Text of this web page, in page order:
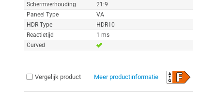
Schermverhouding
21:9
Paneel Type
VA
HDR Type
HDR10
Reactietijd
1 ms
Curved
Vergelijk product Meer productinformatie